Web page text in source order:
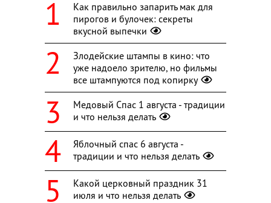
Как правильно запарить мак для
пирогов и булочек: секреты
вкусной выпечки
Злодейские штампы в кино: что
уже надоело зрителю, но фильмы
все штампуются под копирку
Медовый Спас 1 августа - традиции
и что нельзя делать
Яблочный спас 6 августа -
традиции и что нельзя делать
Какой церковный праздник 31
июля и что нельзя делать